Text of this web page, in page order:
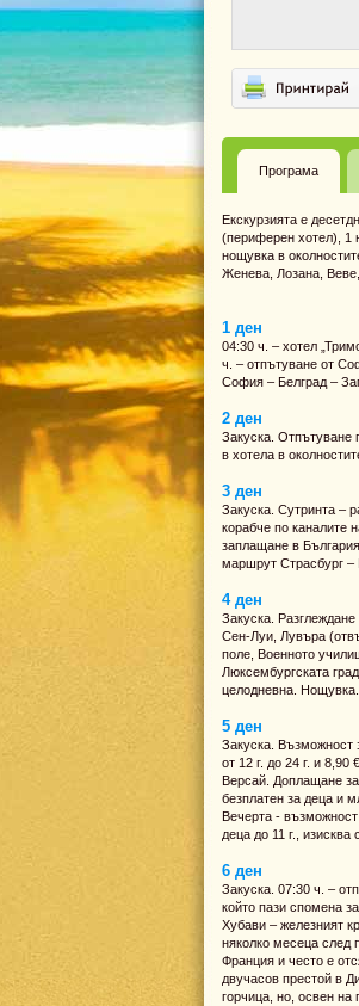
Програма
Екскурзията е
(периферен хотел), 1
нощувка в
Женева, Лозана,
1 ден
04:30 ч. – хотел
ч. – отпътуване от
София – Белград –
2 ден
Закуска. Отпътуване
в хотела в
3 ден
Закуска. Сутринта –
корабче по каналите
заплащане в
маршрут Страсбург –
4 ден
Закуска.
Сен-Луи, Лувъра
поле, Военното
Люксембургската
цeлодневна. Нощувка.
5 ден
Закуска. Възможност
от 12 г. до 24 г. и
Версай. Доплащане за
безплатен за деца и
Вечерта -
деца до 11 г.,
6 ден
Закуска. 07:30 ч. –
който пази спомена
Хубави – железният
няколко месеца след
Франция и често е
двучасов престой в
горчица, но, освен на